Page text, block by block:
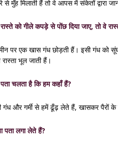
से मुँह मिलाती हैं तो वे आपस में संकेतों द्वारा
को गीले कपड़े से पोंछ दिया जाए, तो वे
पर एक खास गंध छोड़ती हैं। इसी गंध को
भूल जाती हैं।
चलता है कि हम कहाँ हैं?
गंध और गर्मी से हमें ढूँढ़ लेते हैं, खासकर पैरों
पता लगा लेते हैं?